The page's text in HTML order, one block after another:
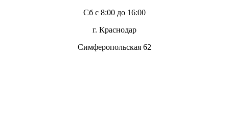
Сб с 8:00 до 16:00
г. Краснодар
Симферопольская 62